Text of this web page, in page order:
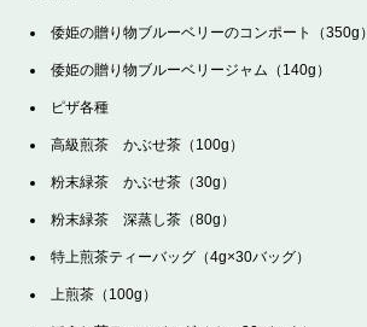
倭姫の贈り物ブルーベリーのコンポート（350g）
倭姫の贈り物ブルーベリージャム（140g）
ピザ各種
高級煎茶 かぶせ茶（100g）
粉末緑茶 かぶせ茶（30g）
粉末緑茶 深蒸し茶（80g）
特上煎茶ティーバッグ（4g×30バッグ）
上煎茶（100g）